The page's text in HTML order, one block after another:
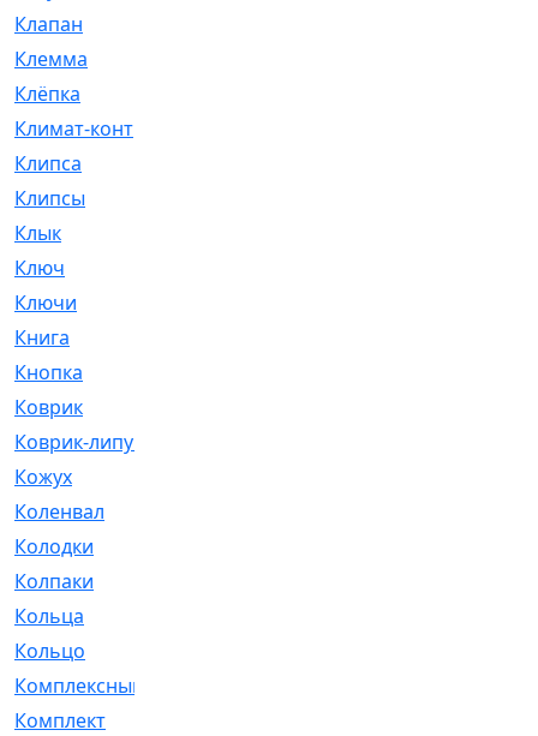
Клапан
Клемма
Клёпка
Климат-контроль
Клипса
Клипсы
Клык
Ключ
Ключи
Книга
Кнопка
Коврик
Коврик-липучка
Кожух
Коленвал
Колодки
Колпаки
Кольца
Кольцо
Комплексный
Комплект